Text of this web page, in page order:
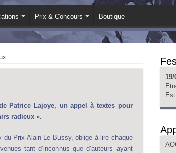
Prix & Concours Boutique
Patrice Lajoye, un appel à textes pour
radieux ».
du Prix Alain Le Bussy, oblige à lire chaque
tant d’inconnus que d’auteurs ayant
19/
Est